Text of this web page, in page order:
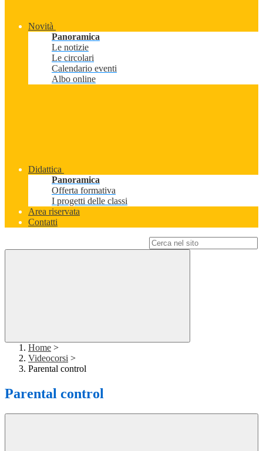
Novità
Panoramica
Le notizie
Le circolari
Calendario eventi
Albo online
Didattica
Panoramica
Offerta formativa
I progetti delle classi
Area riservata
Contatti
Home >
Videocorsi >
Parental control
Parental control